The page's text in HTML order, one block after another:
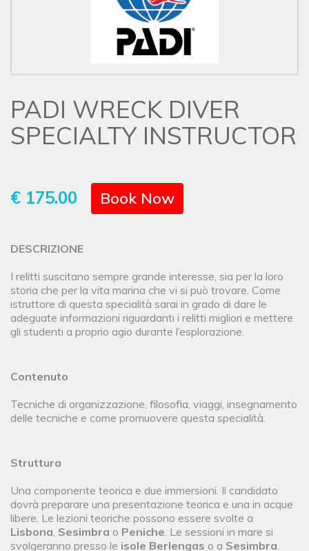
PADI WRECK DIVER
SPECIALTY INSTRUCTOR
€ 175.00 Book Now
DESCRIZIONE
I relitti suscitano sempre grande interesse, sia per la loro
storia che per la vita marina che vi si può trovare. Come
istruttore di questa specialità sarai in grado di dare le
adeguate informazioni riguardanti i relitti migliori e mettere
gli studenti a proprio agio durante l’esplorazione.
Contenuto
Tecniche di organizzazione, filosofia, viaggi, insegnamento
delle tecniche e come promuovere questa specialità.
Struttura
Una componente teorica e due immersioni. Il candidato
dovrà preparare una presentazione teorica e una in acque
libere. Le lezioni teoriche possono essere svolte a
Lisbona, Sesimbra o Peniche. Le sessioni in mare si
svolgeranno presso le isole Berlengas o a Sesimbra.